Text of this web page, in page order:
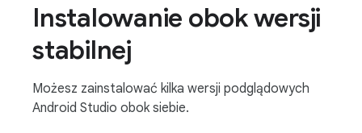
Instalowanie obok wersji
stabilnej
Możesz zainstalować kilka wersji podglądowych
Android Studio obok siebie.